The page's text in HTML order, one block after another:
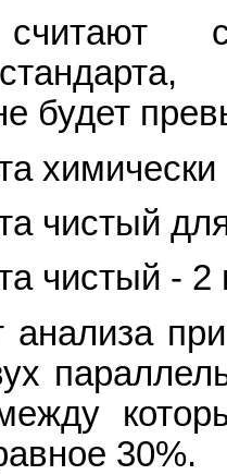
будет
чистый
чистый - 2
анализа
30%.